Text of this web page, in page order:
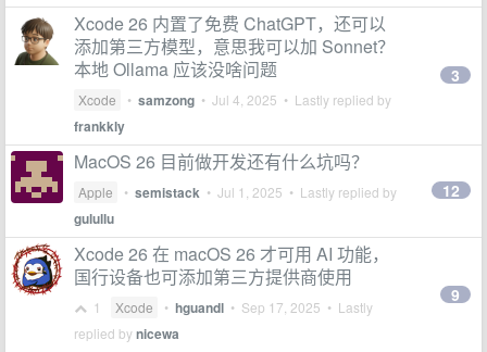
Xcode 26 内置了免费 ChatGPT，还可以
添加第三方模型，意思我可以加 Sonnet？
本地 Ollama 应该没啥问题
Xcode • samzong • Jul 4, 2025 • Lastly replied by
frankkly
3
MacOS 26 目前做开发还有什么坑吗？
Apple • semistack • Jul 1, 2025 • Lastly replied by
gulullu
12
Xcode 26 在 macOS 26 才可用 AI 功能，
国行设备也可添加第三方提供商使用
1 Xcode • hguandl • Sep 17, 2025 • Lastly
replied bynicewa
9